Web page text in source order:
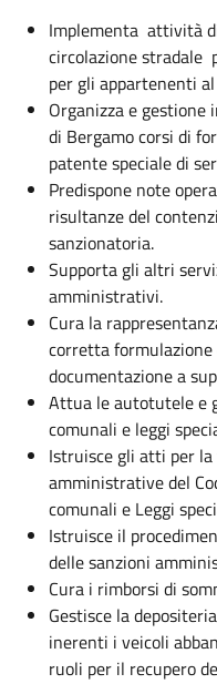
Implementa attività
circolazione stradale
per gli appartenenti al
Organizza e
di Bergamo corsi di
patente speciale di
Predispone note
risultanze del
sanzionatoria.
Supporta gli altri
amministrativi.
Cura la
corretta
documentazione a
Attua le autotutele e
comunali e leggi
Istruisce gli atti per
amministrative del
comunali e Leggi
Istruisce il
delle sanzioni
Cura i rimborsi di
Gestisce la
inerenti i veicoli
ruoli per il recupero